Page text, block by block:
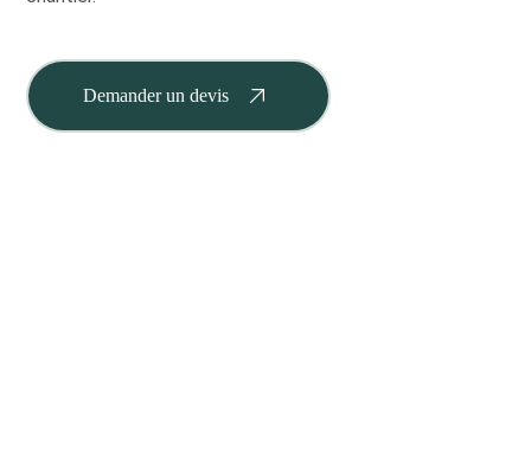
Demander un devis